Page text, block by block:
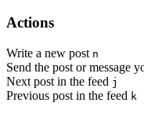
Actions
Write a new post n
Send the post or message
Next post in the feed j
Previous post in the feed k